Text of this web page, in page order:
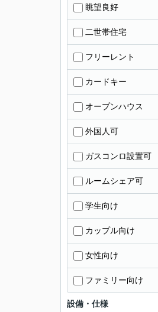
眺望良好
二世帯住宅
フリーレント
カードキー
オープンハウス
外国人可
ガスコンロ設置可
ルームシェア可
学生向け
カップル向け
女性向け
ファミリー向け
設備・仕様